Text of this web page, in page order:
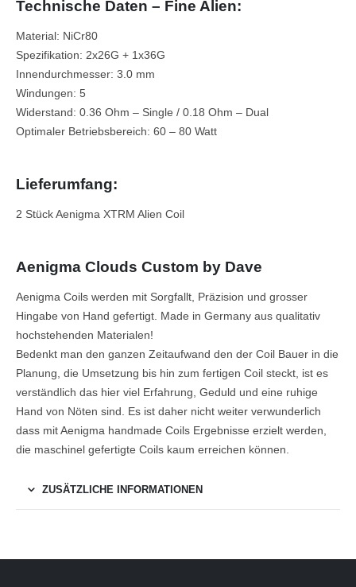
Technische Daten – Fine Alien:
Material: NiCr80
Spezifikation: 2x26G + 1x36G
Innendurchmesser: 3.0 mm
Windungen: 5
Widerstand: 0.36 Ohm – Single / 0.18 Ohm – Dual
Optimaler Betriebsbereich: 60 – 80 Watt
Lieferumfang:
2 Stück Aenigma XTRM Alien Coil
Aenigma Clouds Custom by Dave
Aenigma Coils werden mit Sorgfallt, Präzision und grosser
Hingabe von Hand gefertigt. Made in Germany aus qualitativ
hochstehenden Materialen!
Bedenkt man den ganzen Zeitaufwand den der Coil Bauer in die
Planung, die Umsetzung bis hin zum fertigen Coil steckt, ist es
verständlich das hier viel Erfahrung, Geduld und eine ruhige
Hand von Nöten sind. Es ist daher nicht weiter verwunderlich
dass mit Aenigma handmade Coils Ergebnisse erzielt werden,
die maschinel gefertigte Coils kaum erreichen können.
ZUSÄTZLICHE INFORMATIONEN